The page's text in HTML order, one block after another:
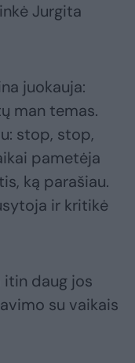
Jurgita
juokauja:
man temas.
stop, stop,
pametėja
ką parašiau.
ir kritikė
itin daug jos
su vaikais